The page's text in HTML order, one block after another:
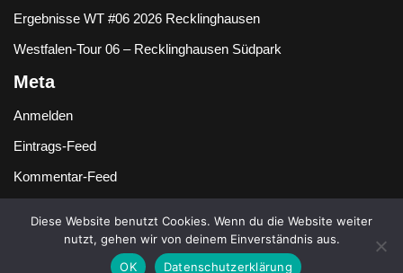
Ergebnisse WT #06 2026 Recklinghausen
Westfalen-Tour 06 – Recklinghausen Südpark
Meta
Anmelden
Eintrags-Feed
Kommentar-Feed
Diese Website benutzt Cookies. Wenn du die Website weiter
nutzt, gehen wir von deinem Einverständnis aus.
OK
Datenschutzerklärung